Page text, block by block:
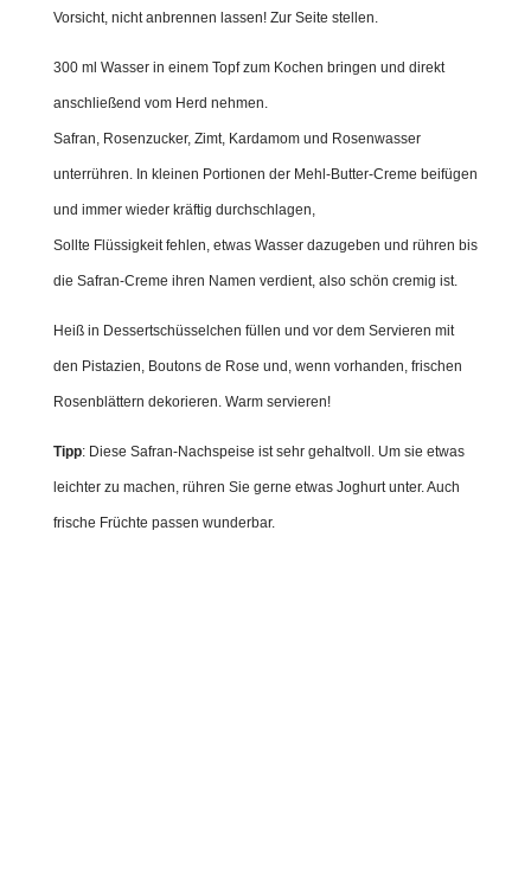
Vorsicht, nicht anbrennen lassen! Zur Seite stellen.
300 ml Wasser in einem Topf zum Kochen bringen und direkt
anschließend vom Herd nehmen.
Safran, Rosenzucker, Zimt, Kardamom und Rosenwasser
unterrühren. In kleinen Portionen der Mehl-Butter-Creme beifügen
und immer wieder kräftig durchschlagen,
Sollte Flüssigkeit fehlen, etwas Wasser dazugeben und rühren bis
die Safran-Creme ihren Namen verdient, also schön cremig ist.
Heiß in Dessertschüsselchen füllen und vor dem Servieren mit
den Pistazien, Boutons de Rose und, wenn vorhanden, frischen
Rosenblättern dekorieren. Warm servieren!
Tipp: Diese Safran-Nachspeise ist sehr gehaltvoll. Um sie etwas
leichter zu machen, rühren Sie gerne etwas Joghurt unter. Auch
frische Früchte passen wunderbar.